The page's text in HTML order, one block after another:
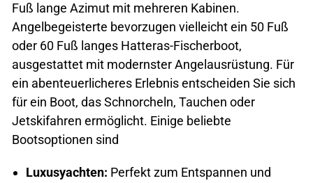
Fuß lange Azimut mit mehreren Kabinen.
Angelbegeisterte bevorzugen vielleicht ein 50 Fuß
oder 60 Fuß langes Hatteras-Fischerboot,
ausgestattet mit modernster Angelausrüstung. Für
ein abenteuerlicheres Erlebnis entscheiden Sie sich
für ein Boot, das Schnorcheln, Tauchen oder
Jetskifahren ermöglicht. Einige beliebte
Bootsoptionen sind
Luxusyachten: Perfekt zum Entspannen und